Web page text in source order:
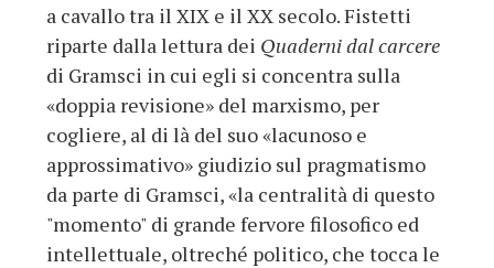
a cavallo tra il XIX e il XX secolo. Fistetti
riparte dalla lettura dei Quaderni dal carcere
di Gramsci in cui egli si concentra sulla
«doppia revisione» del marxismo, per
cogliere, al di là del suo «lacunoso e
approssimativo» giudizio sul pragmatismo
da parte di Gramsci, «la centralità di questo
"momento" di grande fervore filosofico ed
intellettuale, oltreché politico, che tocca le